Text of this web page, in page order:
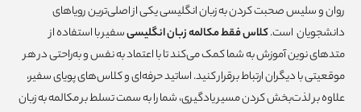
روان و سلیس صحبت کردن به زبان انگلیسی یکی از اصلی‌ترین رویاهای
دانشجویان است.کلاس فقط مکالمه زبان انگلیسیسفیر با استفاده از
متدهای نوین آموزش به شما کمک می‌کند تا با اعتماد به‌ نفس و به‌راحتی در هر
موقعیتی با دیگران ارتباط برقرار کنید. اساتید حرفه‌ای و کلاس‌های پویای سفیر،
علاوه بر لذت‌بخش کردن مسیر یادگیری، شما را به سمت تسلط بر مکالمه به زبان